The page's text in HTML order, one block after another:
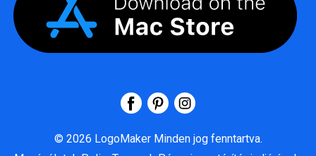
© 2026 LogoMaker Minden jog fenntartva.